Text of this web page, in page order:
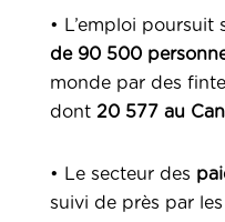
• L’emploi poursuit
de 90 500
monde par des
dont 20 577 au
• Le secteur des
suivi de près par